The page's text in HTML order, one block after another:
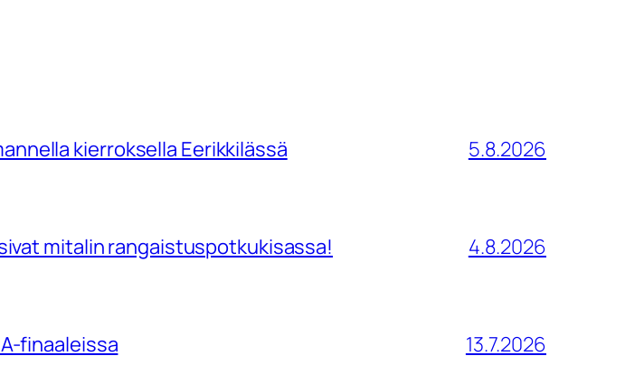
kierroksella Eerikkilässä 5.8.2026
mitalin rangaistuspotkukisassa! 4.8.2026
finaaleissa 13.7.2026